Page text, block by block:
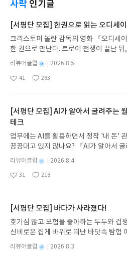
사락 인기글
[서평단 모집] 한권으로 읽는 오디세
크리스토퍼 놀란 감독의 영화 『오디세
한 권으로 만난다. 트로이 전쟁이 끝난 뒤
세우스는 고향 이타케로 돌아가기 위해
녀 키르케, 세이렌의 노래, 포세이돈의 분
나간다. 그리스 철학 전공자인 옮긴이가
지 않고 끝까지 읽을 수 있다. 3천 년을
과 모험의 대서사시가 가장 읽기 편한 번
스 저/육혜원 역출판사이화북스 예스24
기모집인원 : 5명신청기간 : 2026.08.05
09발표일자 : 2026.08.13리뷰 작성기한 :
받고 2주 이내 ▶ 주소/연락처 업데이트 :
품 받으실 주소/연락처를 업데이트 해주
률이 올라갑니다!! ※ 신청 전, 꼭 확인해
락' 개설 후, 이 글의 댓글로 신청해주세
S블로그는 '사락'으로 개편되어 별도로
배송지가 아닌 회원정보상의 주소/연락처
별
리뷰어클럽
성
2026.8.5
좋
41
댓
283
작
[서평단 모집] AI가 알아서 굴려주는
테크
업무에는 AI를 활용하면서 정작 '내 돈'
끙끙대고 있지 않나요? 『AI가 알아서 굴
쟁이 재테크』는 챗GPT·클로드·제미나
티를 나만의 재테크 팀으로 만드는 실전
다. 재무 진단부터 주식 투자, 부동산, 절
좋은 정보를 찾는 시대는 끝났습니다. 이
문을 던지는 사람이 돈을 법니다. 경제적
기고 싶은 월급쟁이라면, 이 책이 바로 그
다.AI가 알아서 굴려주는 월급쟁이 재테
태형 저출판사한빛미디어 예스24 바로가
별
리뷰어클럽
성
2026.8.4
좋
31
댓
218
작
[서평단 모집] 바다가 사라졌다!
호기심 많고 모험을 좋아하는 두두와 겁
신비로운 집게 바위로 떠난 바닷속 탐험
이, 소라게, 낙지 같은 바다 친구들과 신나
갑자기 거대해진 집게 바위의 비밀을 마
별
리뷰어클럽
2026.8.3